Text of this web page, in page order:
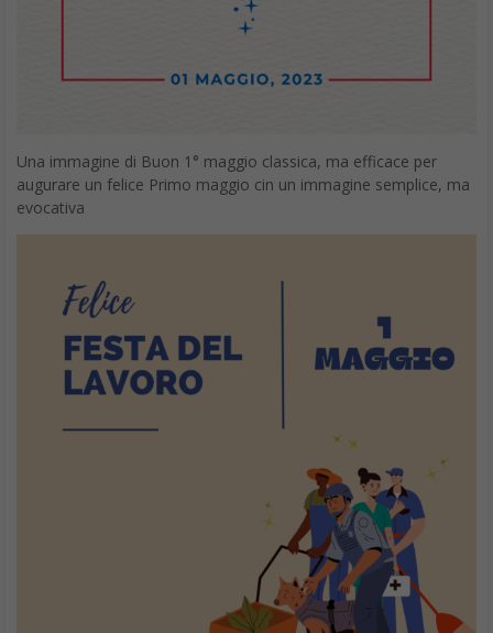
Una immagine di Buon 1° maggio classica, ma efficace per
augurare un felice Primo maggio cin un immagine semplice, ma
evocativa